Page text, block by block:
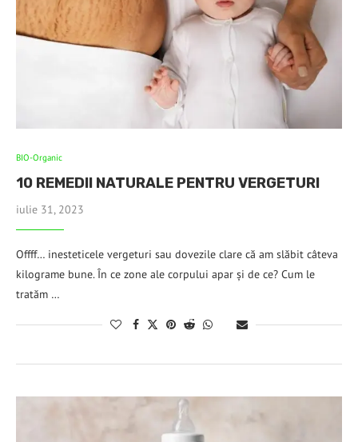
BIO-Organic
10 REMEDII NATURALE PENTRU VERGETURI
iulie 31, 2023
Offff… inesteticele vergeturi sau dovezile clare că am slăbit câteva
kilograme bune. În ce zone ale corpului apar și de ce? Cum le
tratăm …